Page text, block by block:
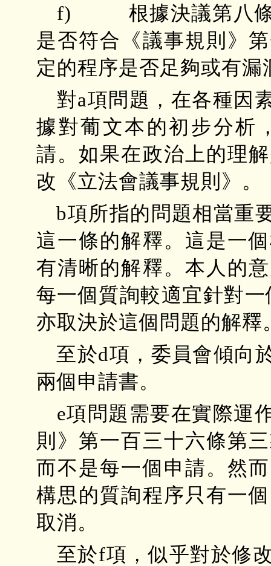
f) 根據決議第八條
是否符合《議事規則》
定的程序是否足夠或有漏
對a項問題，在各種因
據對葡文本的初步分析
請。如果在政治上的理
改《立法會議事規則》。
b項所指的問題相當重
這一條的解釋。這是一
有清晰的解釋。本人的
每一個質詢較適宜針對
亦取決於這個問題的解釋
至於d項，委員會傾向
兩個申請書。
e項問題需要在實際運
則》第一百三十六條第
而不是每一個申請。然
構思的質詢程序只有一
取消。
至於f項，似乎對於修